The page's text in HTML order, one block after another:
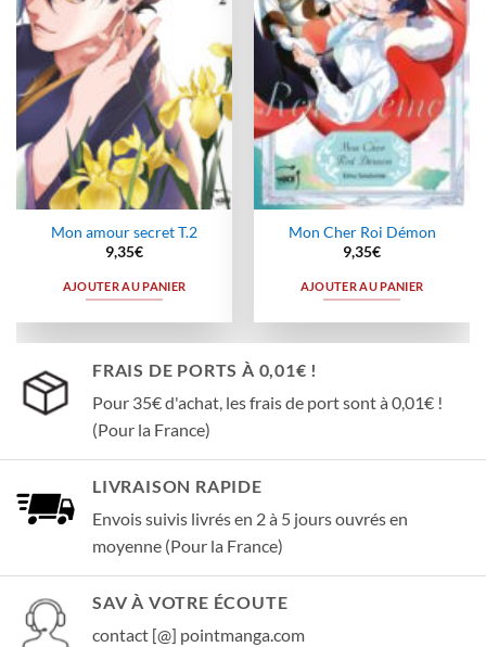
Mon amour secret T.2
9,35€
AJOUTER AU PANIER
Mon Cher Roi Démon
9,35€
AJOUTER AU PANIER
FRAIS DE PORTS À 0,01€ !
Pour 35€ d'achat, les frais de port sont à 0,01€ !
(Pour la France)
LIVRAISON RAPIDE
Envois suivis livrés en 2 à 5 jours ouvrés en
moyenne (Pour la France)
SAV À VOTRE ÉCOUTE
contact [@] pointmanga.com